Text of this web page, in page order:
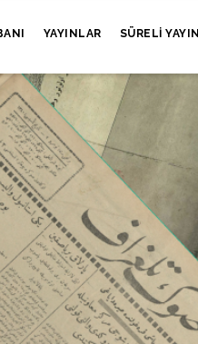
YAYINLAR SÜRELI